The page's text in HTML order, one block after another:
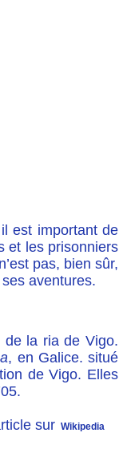
est important de
et les prisonniers
pas, bien sûr,
aventures.
de la ria de Vigo.
, en Galice. situé
de Vigo. Elles
sur Wikipedia